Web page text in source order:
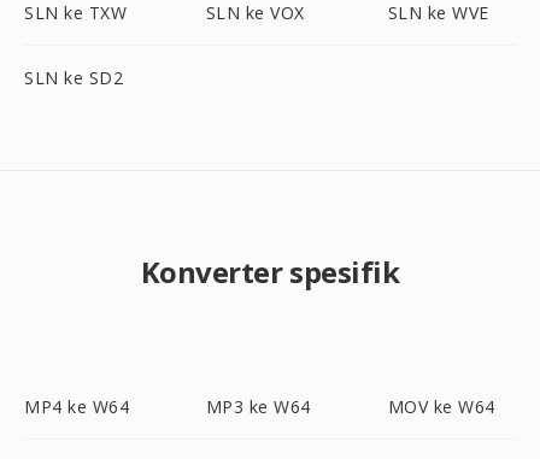
SLN ke TXW SLN ke VOX SLN ke WVE
SLN ke SD2
Konverter spesifik
MP4 ke W64 MP3 ke W64 MOV ke W64